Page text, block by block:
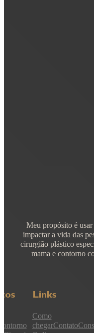
Meu propósito é
impactar a vida das
cirurgião plástico
mama e contorno
Links
Como
chegarContato